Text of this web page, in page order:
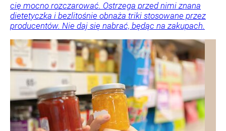
cię mocno rozczarować. Ostrzega przed nimi znana
dietetyczka i bezlitośnie obnaża triki stosowane przez
producentów. Nie daj się nabrać, będąc na zakupach.